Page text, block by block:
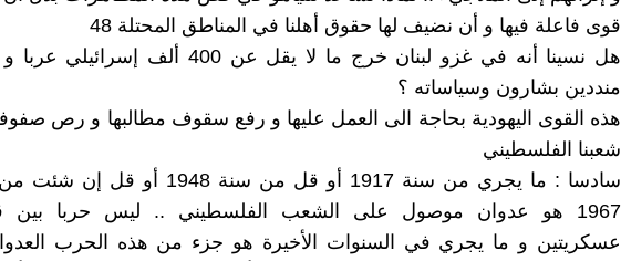
قوى فاعلة فيها و أن نضيف لها حقوق أهلنا في المناطق المحتلة 48
هل نسينا أنه في غزو لبنان خرج ما لا يقل عن 400 ألف
منددين بشارون وسياساته ؟
هذه القوى اليهودية بحاجة الى العمل عليها و رفع سقوف مطالبها و رص
شعبنا الفلسطيني
سادسا : ما يجري من سنة 1917 أو قل من سنة 1948 أو
1967 هو عدوان موصول على الشعب الفلسطيني .. ليس حربا بين
عسكريتين و ما يجري في السنوات الأخيرة هو جزء من هذه الحرب